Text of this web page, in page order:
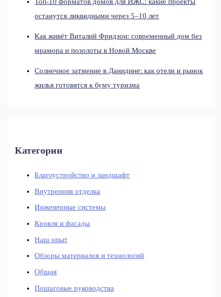
останутся ликвидными через 5–10 лет
Как живёт Виталий Фридзон: современный дом без
мрамора и позолоты в Новой Москве
Солнечное затмение в Данидине: как отели и рынок
жилья готовятся к буму туризма
Категории
Благоустройство и ландшафт
Внутренняя отделка
Инженерные системы
Кровля и фасады
Наш опыт
Обзоры материалов и технологий
Общая
Пошаговые руководства